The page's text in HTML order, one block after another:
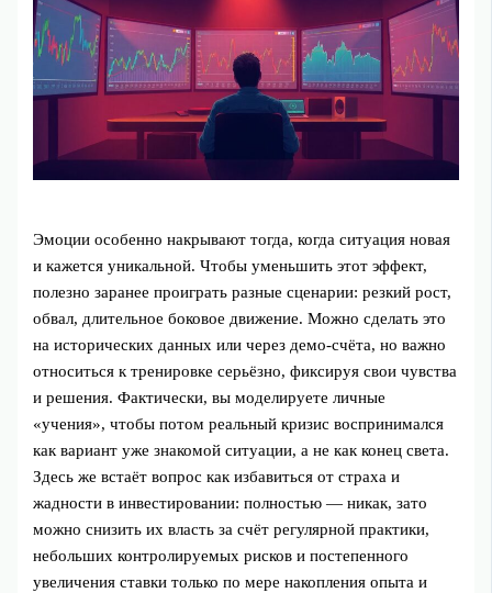
Эмоции особенно накрывают тогда, когда ситуация новая
и кажется уникальной. Чтобы уменьшить этот эффект,
полезно заранее проиграть разные сценарии: резкий рост,
обвал, длительное боковое движение. Можно сделать это
на исторических данных или через демо‑счёта, но важно
относиться к тренировке серьёзно, фиксируя свои чувства
и решения. Фактически, вы моделируете личные
«учения», чтобы потом реальный кризис воспринимался
как вариант уже знакомой ситуации, а не как конец света.
Здесь же встаёт вопрос как избавиться от страха и
жадности в инвестировании: полностью — никак, зато
можно снизить их власть за счёт регулярной практики,
небольших контролируемых рисков и постепенного
увеличения ставки только по мере накопления опыта и